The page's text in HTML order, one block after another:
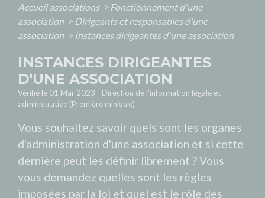
Accueil associations > Fonctionnement d'une
association > Dirigeants et responsables d'une
association > Instances dirigeantes d'une association
INSTANCES DIRIGEANTES
D'UNE ASSOCIATION
Vérifié le 01 Mar 2023 - Direction de l'information légale et
administrative (Première ministre)
Vous souhaitez savoir quels sont les organes
d'administration d'une association et si cette
dernière peut les définir librement ? Vous
vous demandez quelles sont les règles
imposées par la loi et quel est le rôle des